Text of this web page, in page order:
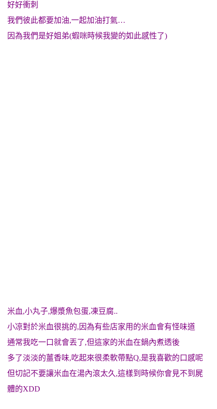
好好衝刺
我們彼此都要加油,一起加油打氣…
因為我們是好姐弟(蝦咪時候我變的如此感性了)
米血,小丸子,爆漿魚包蛋,凍豆腐..
小凉對於米血很挑的,因為有些店家用的米血會有怪味道
通常我吃一口就會丟了,但這家的米血在鍋內煮透後
多了淡淡的薑香味,吃起來很柔軟帶點Q,是我喜歡的口感呢
但切記不要讓米血在湯內滾太久,這樣到時候你會見不到屍
體的XDD